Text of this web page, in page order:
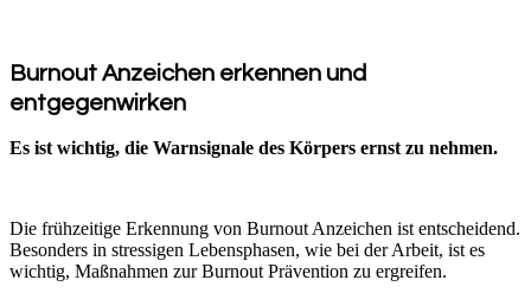
Burnout Anzeichen erkennen und
entgegenwirken
Es ist wichtig, die Warnsignale des Körpers ernst zu nehmen.
Die frühzeitige Erkennung von Burnout Anzeichen ist entscheidend.
Besonders in stressigen Lebensphasen, wie bei der Arbeit, ist es
wichtig, Maßnahmen zur Burnout Prävention zu ergreifen.